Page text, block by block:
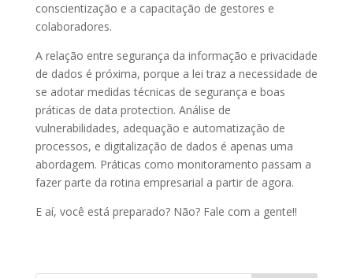
conscientização e a capacitação de gestores e
colaboradores.
A relação entre segurança da informação e privacidade
de dados é próxima, porque a lei traz a necessidade de
se adotar medidas técnicas de segurança e boas
práticas de data protection. Análise de
vulnerabilidades, adequação e automatização de
processos, e digitalização de dados é apenas uma
abordagem. Práticas como monitoramento passam a
fazer parte da rotina empresarial a partir de agora.
E aí, você está preparado? Não? Fale com a gente!!